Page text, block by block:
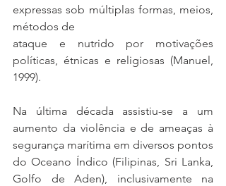
expressas sob múltiplas formas, meios,
métodos de
ataque e nutrido por motivações
políticas, étnicas e religiosas (Manuel,
1999).
Na última década assistiu-se a um
aumento da violência e de ameaças à
segurança marítima em diversos pontos
do Oceano Índico (Filipinas, Sri Lanka,
Golfo de Aden), inclusivamente na